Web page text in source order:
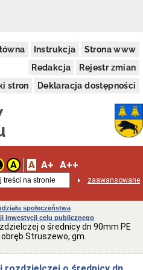
Instrukcja
Strona www
Redakcja
Rejestr zmian
stron
Deklaracja dostępności
A A A+ A++
zaawansowane
społeczeństwa
inwestycji celu publicznego
o średnicy dn 90mm PE
Struszewo, gm.